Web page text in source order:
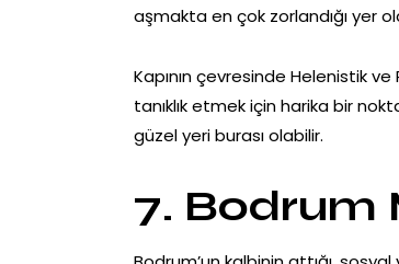
aşmakta en çok zorlandığı yer
Kapının çevresinde Helenistik
tanıklık etmek için harika bir
güzel yeri burası olabilir.
7. Bodrum